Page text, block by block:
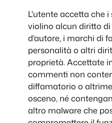
L'utente accetta che
violino alcun diritto
d'autore, i marchi di
personalità o altri
proprietà. Accettate
commenti non
diffamatorio o
osceno, né
altro malware che